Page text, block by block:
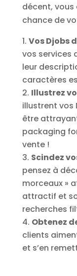
décent,
chance de
Vos Djobs
vos services
leur
caractères
Illustrez
illustrent vos
être
packaging
vente !
Scindez
pensez à
morceaux »
attractif et
recherches
Obtenez
clients
et s’en